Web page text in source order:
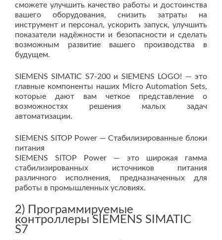
сможете улучшить качество работы и достоинства
вашего оборудования, снизить затраты на
инструмент и персонал, ускорить запуск, улучшить
показатели надёжности и безопасности и сделать
возможным развитие вашего производства в
будущем.
SIEMENS SIMATIC S7-200 и SIEMENS LOGO! — это
главные компоненты наших Micro Automation Sets,
которые дают вам четкое представление о
возможностях решения малых задач
автоматизации.
SIEMENS SITOP Power — Стабилизированные блоки
питания
SIEMENS SITOP Power — это широкая гамма
стабилизированных источников питания
различного исполнения, предназначенных для
работы в промышленных условиях.
2) Программируемые
контроллеры SIEMENS SIMATIC
S7